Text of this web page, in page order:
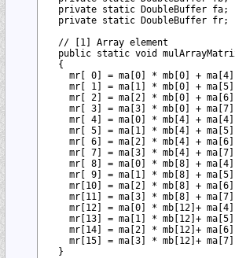
  private static DoubleBuffer fa;
  private static DoubleBuffer fr;
  // [1] Array element
public static void
  {
mr[ 0] = ma[0] * mb[0] +
mr[ 1] = ma[1] * mb[0] +
mr[ 2] = ma[2] * mb[0] +
mr[ 3] = ma[3] * mb[0] +
mr[ 4] = ma[0] * mb[4] +
mr[ 5] = ma[1] * mb[4] +
mr[ 6] = ma[2] * mb[4] +
mr[ 7] = ma[3] * mb[4] +
mr[ 8] = ma[0] * mb[8] +
mr[ 9] = ma[1] * mb[8] +
mr[10] = ma[2] * mb[8] +
mr[11] = ma[3] * mb[8] +
mr[12] = ma[0] * mb[12]+
mr[13] = ma[1] * mb[12]+
mr[14] = ma[2] * mb[12]+
mr[15] = ma[3] * mb[12]+
  }